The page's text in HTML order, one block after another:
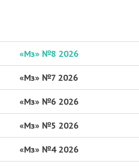
«Мз» №8 2026
«Мз» №7 2026
«Мз» №6 2026
«Мз» №5 2026
«Мз» №4 2026